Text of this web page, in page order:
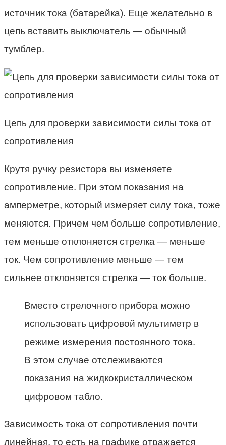
источник тока (батарейка). Еще желательно в
цепь вставить выключатель — обычный
тумблер.
Цепь для проверки зависимости силы тока от
сопротивления
Крутя ручку резистора вы изменяете
сопротивление. При этом показания на
амперметре, который измеряет силу тока, тоже
меняются. Причем чем больше сопротивление,
тем меньше отклоняется стрелка — меньше
ток. Чем сопротивление меньше — тем
сильнее отклоняется стрелка — ток больше.
Вместо стрелочного прибора можно
использовать цифровой мультиметр в
режиме измерения постоянного тока.
В этом случае отслеживаются
показания на жидкокристаллическом
цифровом табло.
Зависимость тока от сопротивления почти
линейная, то есть на графике отражается